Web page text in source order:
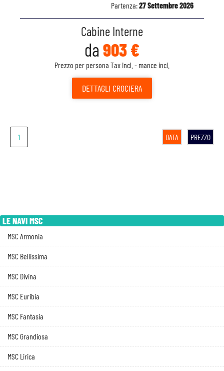
Partenza:27 Settembre 2026
Cabine Interne
da 903 €
Prezzo per persona Tax Incl. - mance incl.
DETTAGLI CROCIERA
1 DATA PREZZO
LE NAVI MSC
MSC Armonia
MSC Bellissima
MSC Divina
MSC Euribia
MSC Fantasia
MSC Grandiosa
MSC Lirica